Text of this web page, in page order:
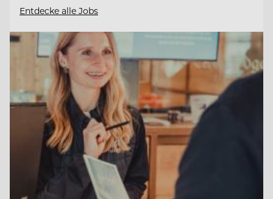
Entdecke alle Jobs